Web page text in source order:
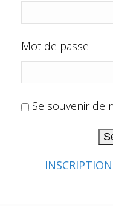
Mot de passe
Se souvenir de
INSCRIPTION